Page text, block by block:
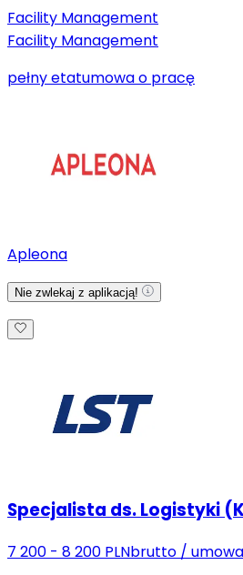
Facility Management
Facility Management
pełny etatumowa o pracę
Apleona
Nie zwlekaj z aplikacją!
Specjalista ds. Logistyki
7 200 - 8 200 PLNbrutto /